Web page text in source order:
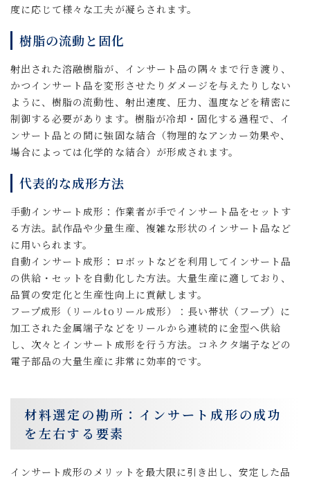
度に応じて様々な工夫が凝らされます。
樹脂の流動と固化
射出された溶融樹脂が、インサート品の隅々まで行き渡り、
かつインサート品を変形させたりダメージを与えたりしない
ように、樹脂の流動性、射出速度、圧力、温度などを精密に
制御する必要があります。樹脂が冷却・固化する過程で、イ
ンサート品との間に強固な結合（物理的なアンカー効果や、
場合によっては化学的な結合）が形成されます。
代表的な成形方法
手動インサート成形：作業者が手でインサート品をセットす
る方法。試作品や少量生産、複雑な形状のインサート品など
に用いられます。
自動インサート成形：ロボットなどを利用してインサート品
の供給・セットを自動化した方法。大量生産に適しており、
品質の安定化と生産性向上に貢献します。
フープ成形（リールtoリール成形）：長い帯状（フープ）に
加工された金属端子などをリールから連続的に金型へ供給
し、次々とインサート成形を行う方法。コネクタ端子などの
電子部品の大量生産に非常に効率的です。
材料選定の勘所：インサート成形の成功
を左右する要素
インサート成形のメリットを最大限に引き出し、安定した品